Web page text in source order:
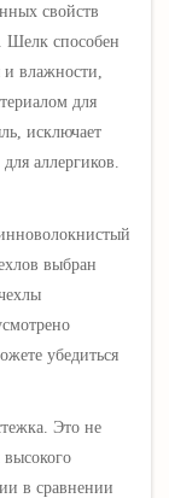
свойств
. Шелк способен
и влажности,
для
исключает
аллергиков.
выбран
убедиться
Это не
высокого
в сравнении